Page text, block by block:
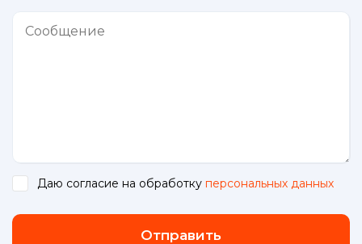
Даю согласие на обработку персональных данных
Отправить